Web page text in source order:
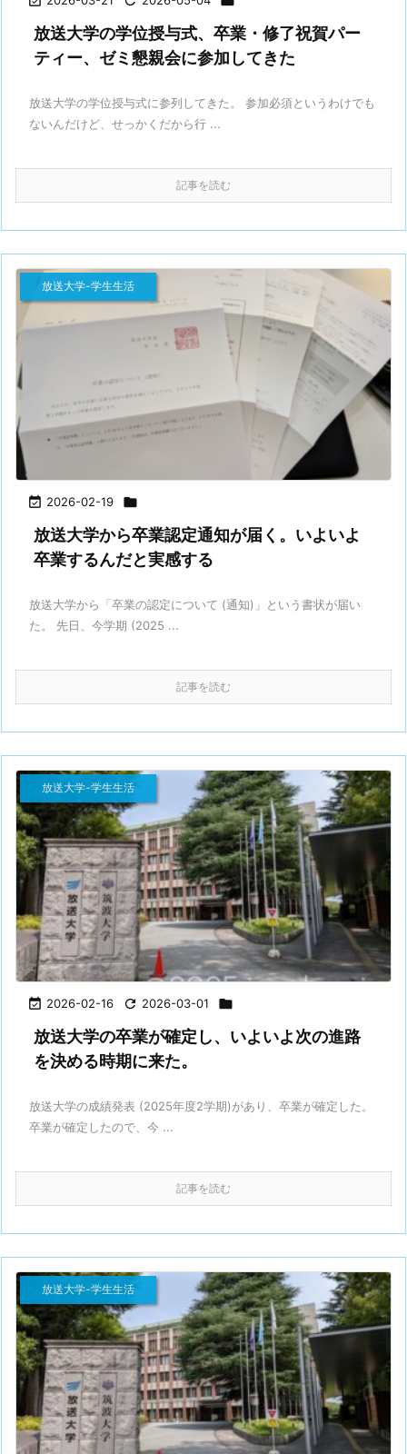
放送大学の学位授与式、卒業・修了祝賀パー
ティー、ゼミ懇親会に参加してきた
放送大学の学位授与式に参列してきた。 参加必須というわけでも
ないんだけど、せっかくだから行 ...
記事を読む
 2026-02-19 
放送大学-学生生活
放送大学から卒業認定通知が届く。いよいよ
卒業するんだと実感する
放送大学から「卒業の認定について (通知)」という書状が届い
た。 先日、今学期 (2025 ...
記事を読む
 2026-02-16  2026-03-01 
放送大学-学生生活
放送大学の卒業が確定し、いよいよ次の進路
を決める時期に来た。
放送大学の成績発表 (2025年度2学期)があり、卒業が確定した。
卒業が確定したので、今 ...
記事を読む
放送大学-学生生活